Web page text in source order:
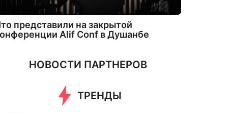
представили на закрытой
Alif Conf в Душанбе
НОВОСТИ ПАРТНЕРОВ
ТРЕНДЫ